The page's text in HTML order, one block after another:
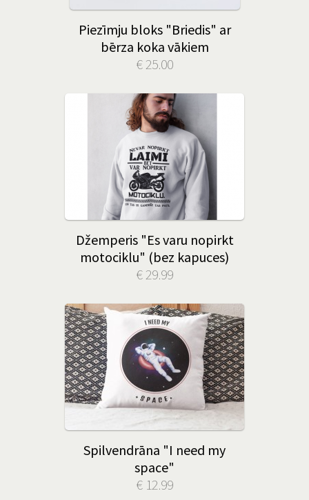
Piezīmju bloks "Briedis" ar
bērza koka vākiem
€ 25.00
Džemperis "Es varu nopirkt
motociklu" (bez kapuces)
€ 29.99
Spilvendrāna "I need my
space"
€ 12.99